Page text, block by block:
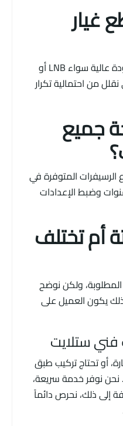
غيار
نعم، نستخدم قطع غيار ذات جودة عالية سواء LNB أو
من احتمالية تكرار
جميع
الرسيفرات المتوفرة في
وضبط الإعدادات
أم تختلف
ولكن نوضح
يكون العميل على
فني ستلايت
أو تحتاج تركيب طبق
نحن نوفر خدمة سريعة،
إلى ذلك، نحرص دائماً